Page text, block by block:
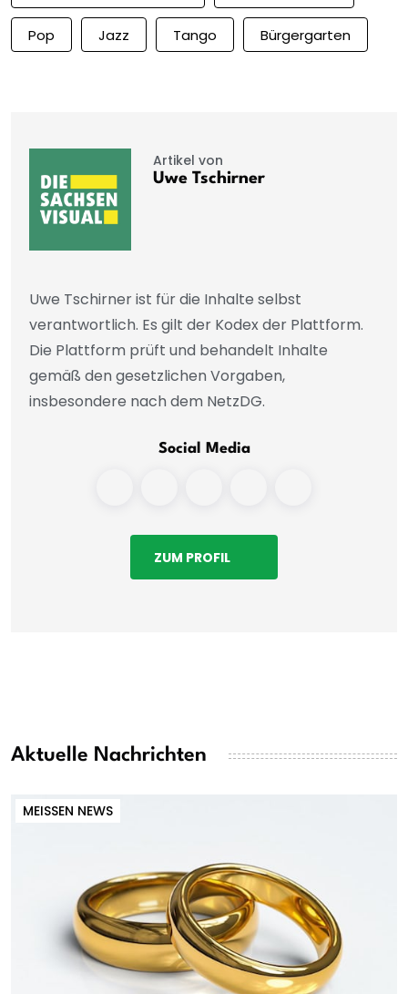
Pop Jazz Tango Bürgergarten
Artikel von
Uwe Tschirner
Uwe Tschirner ist für die Inhalte selbst
verantwortlich. Es gilt der Kodex der Plattform.
Die Plattform prüft und behandelt Inhalte
gemäß den gesetzlichen Vorgaben,
insbesondere nach dem NetzDG.
Social Media
ZUM PROFIL
Aktuelle Nachrichten
MEISSEN NEWS